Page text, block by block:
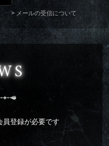
メールの受信について
員登録が必要です